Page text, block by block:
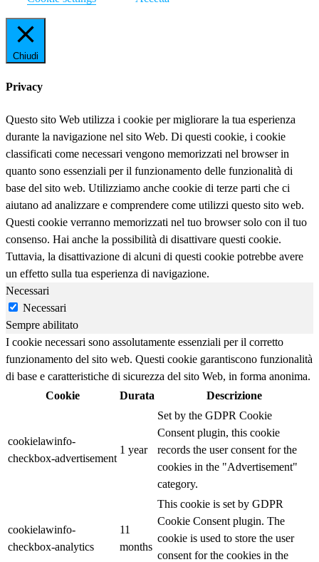
Chiudi
Privacy
Questo sito Web utilizza i cookie per migliorare la tua esperienza
durante la navigazione nel sito Web. Di questi cookie, i cookie
classificati come necessari vengono memorizzati nel browser in
quanto sono essenziali per il funzionamento delle funzionalità di
base del sito web. Utilizziamo anche cookie di terze parti che ci
aiutano ad analizzare e comprendere come utilizzi questo sito web.
Questi cookie verranno memorizzati nel tuo browser solo con il tuo
consenso. Hai anche la possibilità di disattivare questi cookie.
Tuttavia, la disattivazione di alcuni di questi cookie potrebbe avere
un effetto sulla tua esperienza di navigazione.
Necessari
Necessari
Sempre abilitato
I cookie necessari sono assolutamente essenziali per il corretto
funzionamento del sito web. Questi cookie garantiscono funzionalità
di base e caratteristiche di sicurezza del sito Web, in forma anonima.
Cookie
Durata Descrizione
cookielawinfo-
checkbox-advertisement
1 year
Set by the GDPR Cookie
Consent plugin, this cookie
records the user consent for the
cookies in the "Advertisement"
category.
cookielawinfo-
checkbox-analytics
11
months
This cookie is set by GDPR
Cookie Consent plugin. The
cookie is used to store the user
consent for the cookies in the